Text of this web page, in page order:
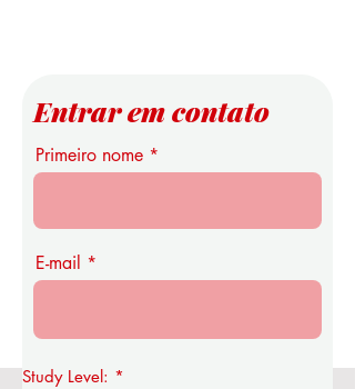
Entrar em contato
Primeiro nome
E-mail
Study Level: *